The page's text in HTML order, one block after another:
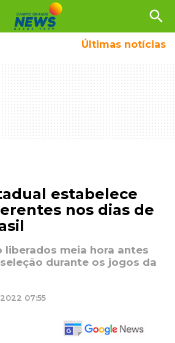
search
Últimas notícias
estabelece
nos dias de
liberados meia hora antes
durante os jogos da
07:55